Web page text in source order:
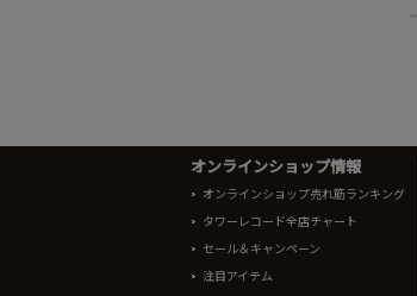
オンラインショップ情報
オンラインショップ売れ筋ランキング
タワーレコード全店チャート
セール＆キャンペーン
注目アイテム